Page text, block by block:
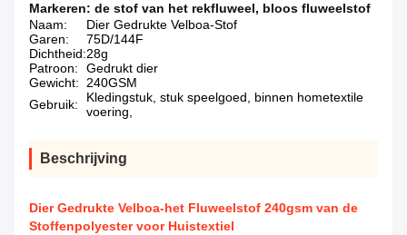
Markeren: de stof van het rekfluweel, bloos fluweelstof
Naam:
Dier Gedrukte Velboa-Stof
Garen:
75D/144F
Dichtheid:28g
Patroon:
Gedrukt dier
Gewicht: 240GSM
Gebruik:
Kledingstuk, stuk speelgoed, binnen hometextile
voering,
Beschrijving
Dier Gedrukte Velboa-het Fluweelstof 240gsm van de
Stoffenpolyester voor Huistextiel